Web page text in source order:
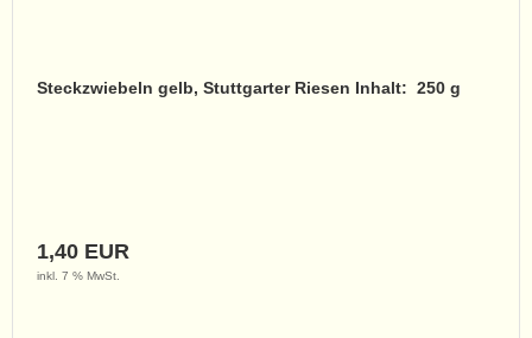
Steckzwiebeln gelb, Stuttgarter Riesen Inhalt: 250 g
1,40 EUR
inkl. 7 % MwSt.